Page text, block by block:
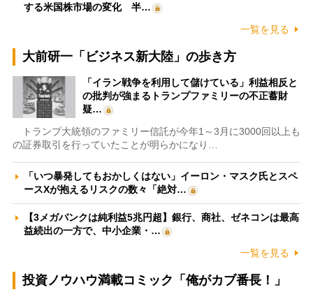
する米国株市場の変化 半…
一覧を見る
大前研一「ビジネス新大陸」の歩き方
「イラン戦争を利用して儲けている」利益相反と
の批判が強まるトランプファミリーの不正蓄財
疑…
トランプ大統領のファミリー信託が今年1～3月に3000回以上も
の証券取引を行っていたことが明らかになり…
「いつ暴発してもおかしくはない」イーロン・マスク氏とスペ
ースXが抱えるリスクの数々「絶対…
【3メガバンクは純利益5兆円超】銀行、商社、ゼネコンは最高
益続出の一方で、中小企業・…
一覧を見る
投資ノウハウ満載コミック「俺がカブ番長！」